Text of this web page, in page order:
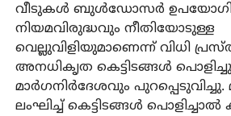
വീടുകള്‍ ബുള്‍ഡോസര്‍
നിയമവിരുദ്ധവും നീതിയോടുള്ള
വെല്ലുവിളിയുമാണെന്ന് വിധി
അനധികൃത കെട്ടിടങ്ങള്‍
മാര്‍ഗനിര്‍ദേശവും പുറപ്പെടുവിച്ചു.
ലംഘിച്ച് കെട്ടിടങ്ങള്‍